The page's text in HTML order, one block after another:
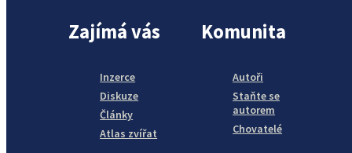
Zajímá vás
Inzerce
Diskuze
Články
Atlas zvířat
Komunita
Autoři
Staňte se
autorem
Chovatelé